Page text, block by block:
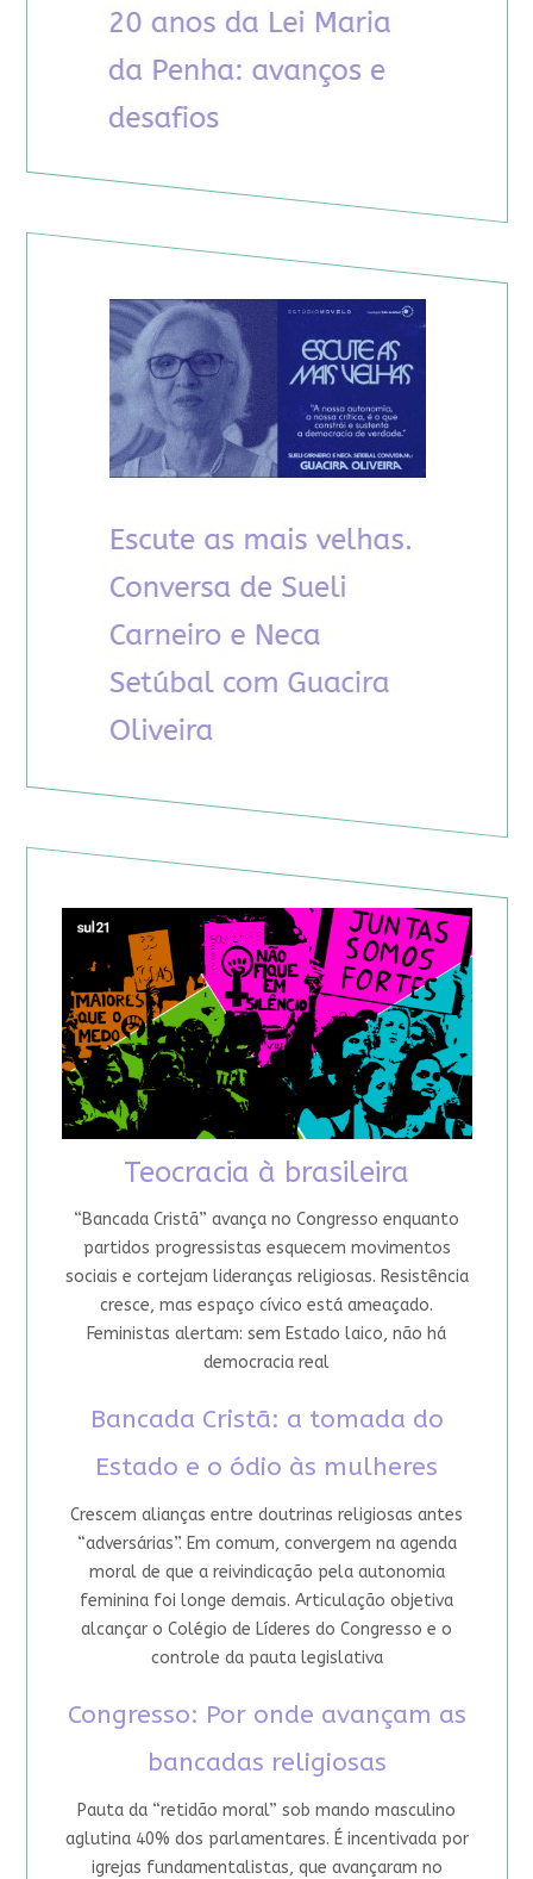
Teocracia à brasileira
“Bancada Cristã” avança no Congresso enquanto
partidos progressistas esquecem movimentos
sociais e cortejam lideranças religiosas. Resistência
cresce, mas espaço cívico está ameaçado.
Feministas alertam: sem Estado laico, não há
democracia real
Bancada Cristã: a tomada do
Estado e o ódio às mulheres
Crescem alianças entre doutrinas religiosas antes
“adversárias”. Em comum, convergem na agenda
moral de que a reivindicação pela autonomia
feminina foi longe demais. Articulação objetiva
alcançar o Colégio de Líderes do Congresso e o
controle da pauta legislativa
Congresso: Por onde avançam as
bancadas religiosas
Pauta da “retidão moral” sob mando masculino
aglutina 40% dos parlamentares. É incentivada por
igrejas fundamentalistas, que avançaram no